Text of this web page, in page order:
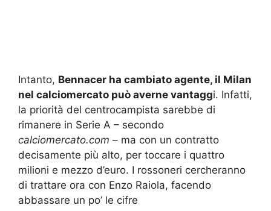
Intanto, Bennacer ha cambiato agente, il Milan
nel calciomercato può averne vantaggi. Infatti,
la priorità del centrocampista sarebbe di
rimanere in Serie A – secondo
calciomercato.com – ma con un contratto
decisamente più alto, per toccare i quattro
milioni e mezzo d’euro. I rossoneri cercheranno
di trattare ora con Enzo Raiola, facendo
abbassare un po’ le cifre